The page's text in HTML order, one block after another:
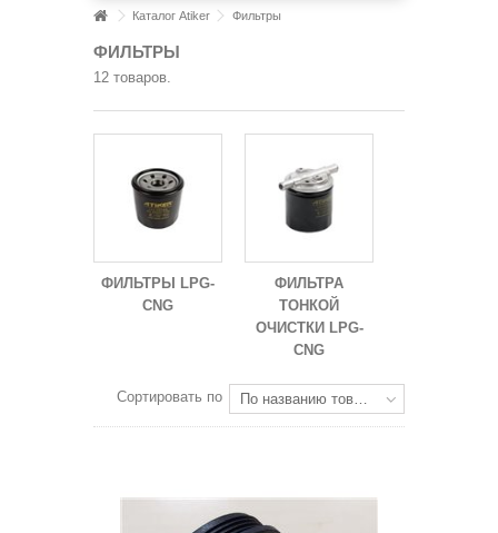
Каталог Atiker Фильтры
ФИЛЬТРЫ
12 товаров.
ФИЛЬТРЫ LPG-
CNG
ФИЛЬТРА
ТОНКОЙ
ОЧИСТКИ LPG-
CNG
Сортировать по По названию товара: от Я до А